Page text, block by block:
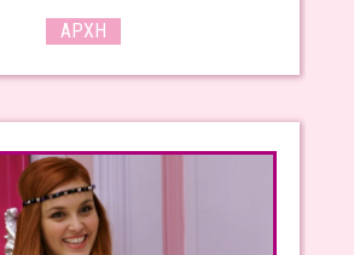
ΑΡΧΉ